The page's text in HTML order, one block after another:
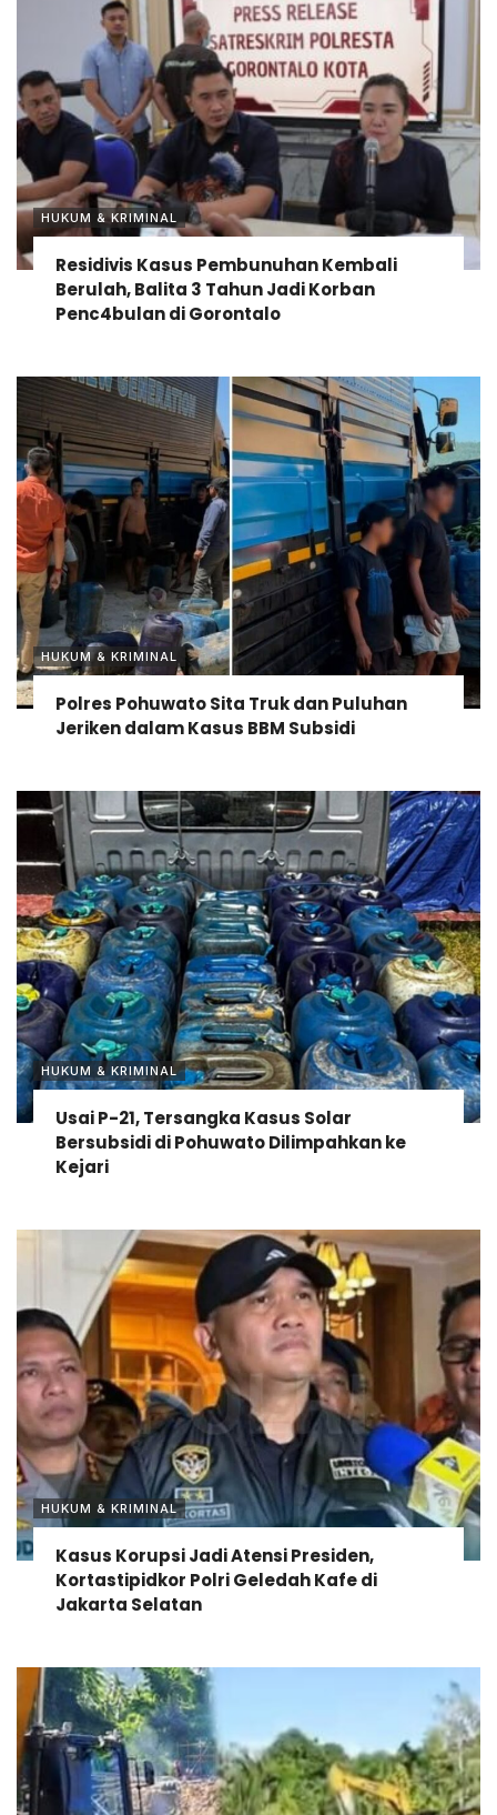
HUKUM & KRIMINAL
Residivis Kasus Pembunuhan Kembali
Berulah, Balita 3 Tahun Jadi Korban
Penc4bulan di Gorontalo
HUKUM & KRIMINAL
Polres Pohuwato Sita Truk dan Puluhan
Jeriken dalam Kasus BBM Subsidi
HUKUM & KRIMINAL
Usai P-21, Tersangka Kasus Solar
Bersubsidi di Pohuwato Dilimpahkan ke
Kejari
HUKUM & KRIMINAL
Kasus Korupsi Jadi Atensi Presiden,
Kortastipidkor Polri Geledah Kafe di
Jakarta Selatan